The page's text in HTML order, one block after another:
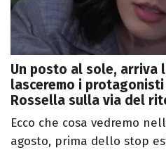
Un posto al sole, arriva
lasceremo i
Rossella sulla via del
Ecco che cosa vedremo
agosto, prima dello stop